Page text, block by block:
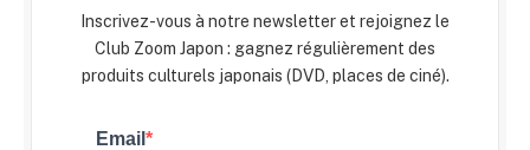
Inscrivez-vous à notre newsletter et rejoignez le
Club Zoom Japon : gagnez régulièrement des
produits culturels japonais (DVD, places de ciné).
Email